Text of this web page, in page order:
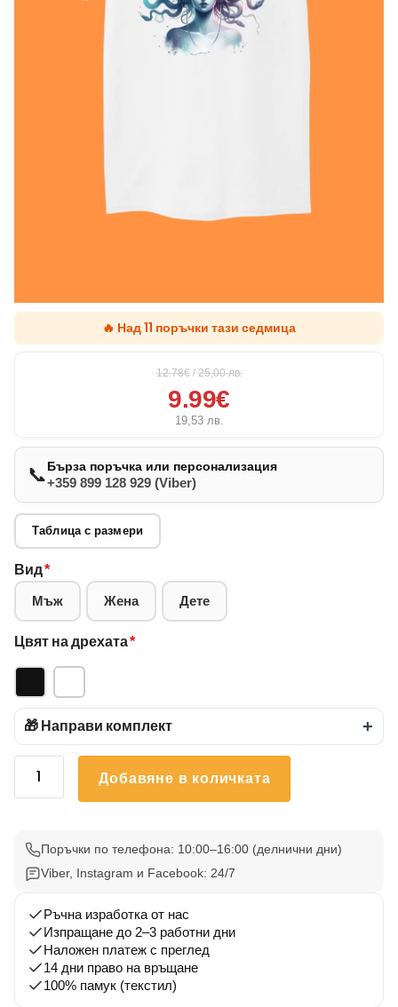
🔥 Над 11 поръчки тази седмица
12.78€ / 25,00лв.
9.99€
19,53 лв.
📞Бърза поръчка или персонализация
+359 899 128 929 (Viber)
Таблица с размери
Вид*
Мъж Жена Дете
Цвят на дрехата*
🎁 Направи комплект +
количество
35
Добавяне в количката
Поръчки по телефона: 10:00–16:00 (делнични дни)
Viber, Instagram и Facebook: 24/7
Ръчна изработка от нас
Изпращане до 2–3 работни дни
Наложен платеж с преглед
14 дни право на връщане
100% памук (текстил)